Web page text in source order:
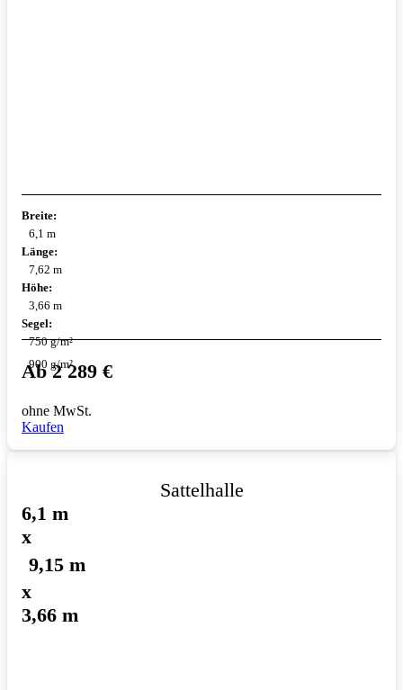
Breite:
6,1 m
Länge:
7,62 m
Höhe:
3,66 m
Segel:
750 g/m²
900 g/m²
Ab2 289 €
ohne MwSt.
Kaufen
Sattelhalle
6,1 m
x
9,15 m
x
3,66 m